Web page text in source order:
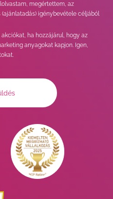
megértettem, az
igénybevétele céljából
ha hozzájárul, hogy az
anyagokat kapjon. Igen,